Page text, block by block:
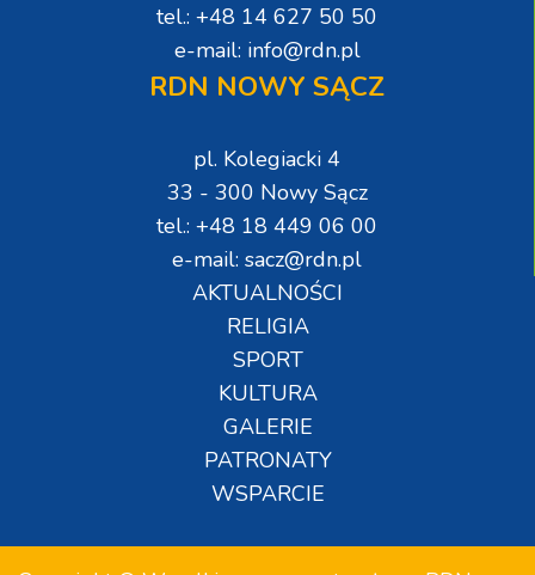
tel.: +48 14 627 50 50
e-mail: info@rdn.pl
RDN NOWY SĄCZ
pl. Kolegiacki 4
33 - 300 Nowy Sącz
tel.: +48 18 449 06 00
e-mail: sacz@rdn.pl
AKTUALNOŚCI
RELIGIA
SPORT
KULTURA
GALERIE
PATRONATY
WSPARCIE